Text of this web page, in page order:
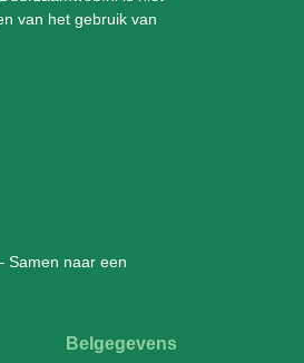
van het gebruik van
Samen naar een
Belgegevens